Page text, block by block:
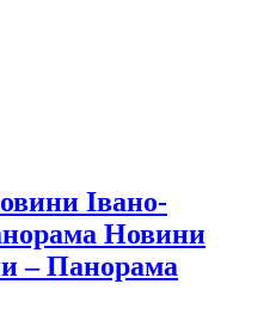
Івано-
Новини
– Панорама